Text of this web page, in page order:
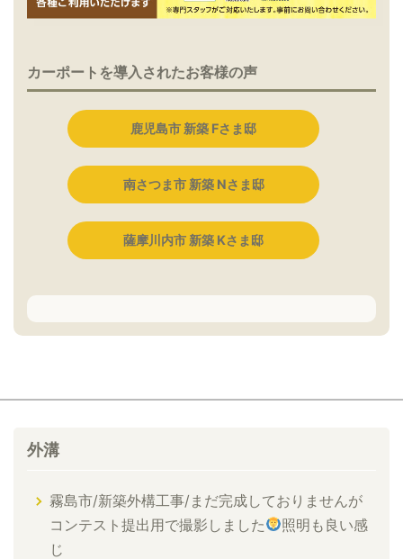
カーポートを導入されたお客様の声
鹿児島市 新築 Fさま邸
南さつま市 新築 Nさま邸
薩摩川内市 新築 Kさま邸
外溝
霧島市/新築外構工事/まだ完成しておりませんが
コンテスト提出用で撮影しました
照明も良い感
じ